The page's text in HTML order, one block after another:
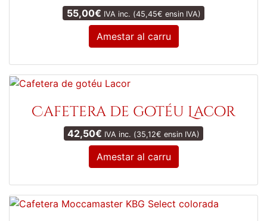
55,00€ IVA inc. (45,45€ ensin IVA)
Amestar al carru
Cafetera de gotéu Lacor
42,50€ IVA inc. (35,12€ ensin IVA)
Amestar al carru